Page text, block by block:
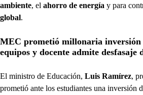
ambiente, el ahorro de energía y para
global.
MEC prometió millonaria
equipos y docente admite desfasaje
El ministro de Educación, Luis Ramírez,
prometió ante los estudiantes una inversión